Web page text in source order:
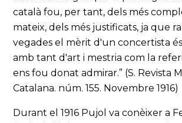
català fou, per tant, dels més
mateix, dels més justificats, ja que
vegades el mèrit d'un concertista
amb tant d'art i mestria com la
ens fou donat admirar.” (S. Revista
Catalana. núm. 155. Novembre 1916)
Durant el 1916 Pujol va conèixer a